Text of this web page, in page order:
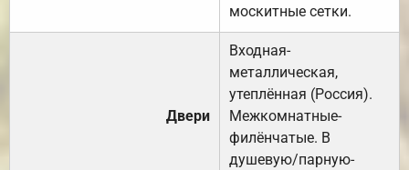
москитные сетки.
Двери
Входная-
металлическая,
утеплённая (Россия).
Межкомнатные-
филёнчатые. В
душевую/парную-